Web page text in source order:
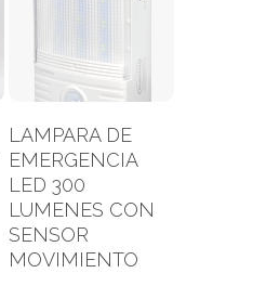
LAMPARA DE
EMERGENCIA
LED 300
LUMENES CON
SENSOR
MOVIMIENTO